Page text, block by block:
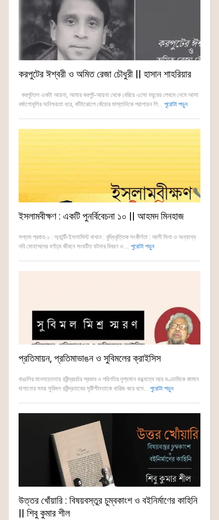
করপুটের ঈশ্বরী ও অমিত রেজা চৌধুরী || হাসান শাহরিয়ার
করপুটতল একটা আয়না, আমার করপুট-আয়না থেকে বেরিয়ে এসো ময়ূরের পেখমে নেমে আসা
বর্ষাগোধূলির অনিশ্চয়তা ধরে, কাঁটাঝোপে কেঁচোর মাস্তানিকে পরাগায়ন শি... পুরোটা পড়ুন
ইসলামবীক্ষণ : একটি পুনর্বিবেচনা ১০ || আহমদ মিনহাজ
সপ্তম প্রবাহ-১ : অ্যান্টি-ইসলামিস্ট বাখান : বুদ্ধিবৃত্তিক সংকীর্ণতা : আলী সিনা ও অন্যান্য
নবি মোহাম্মদের বর্ণাঢ্য জীবনে সংঘটিত ঘটনার বিবরণ ও ... পুরোটা পড়ুন
প্রতিমায়ন, প্রতিমাভাঙন ও সুবিমলের ক্রাইসিস
বাঙালির মানসচেতনায় রবীন্দ্রচর্চার প্রভাব ও পরিণতির দৃশ্যমান বন্ধ্যাত্ব আর ভণ্ডামিকে কামান
দাগানোর সময় সুবিমল রবীন্দ্রনাথের সৃষ্টিশীলতাকে খারিজ করে বসে... পুরোটা পড়ুন
উত্তর খোঁয়ারি : বিষয়বস্তুর চুম্বকাংশ ও বইনির্মাণের কাহিনি
|| শিবু কুমার শীল